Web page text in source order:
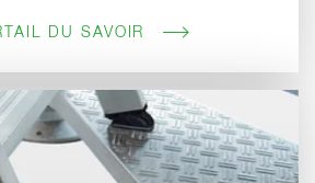
DU SAVOIR